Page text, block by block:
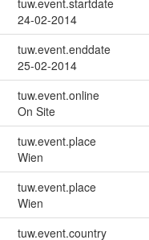
24-02-2014
tuw.event.enddate
25-02-2014
tuw.event.online
On Site
tuw.event.place
Wien
tuw.event.place
Wien
tuw.event.country